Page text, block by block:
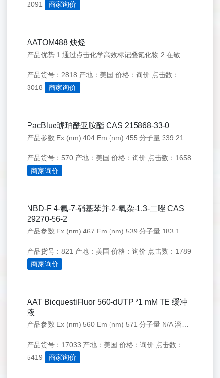
2091
商家询价
AATOM488 炔烃
产品货号：2818 产地：美国 价格：询价 点击数：
3018
商家询价
PacBlue琥珀酰亚胺酯 CAS 215868-33-0
产品货号：570 产地：美国 价格：询价 点击数：1658
商家询价
NBD-F 4-氟-7-硝基苯并-2-氧杂-1,3-二唑 CAS
29270-56-2
产品货号：821 产地：美国 价格：询价 点击数：1789
商家询价
AAT BioquestiFluor 560-dUTP *1 mM TE 缓冲
液
产品货号：17033 产地：美国 价格：询价 点击数：
5419
商家询价